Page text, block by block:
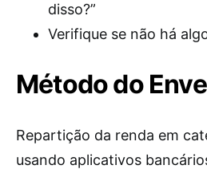
disso?”
Verifique se não há
Método do
Repartição da renda em
usando aplicativos